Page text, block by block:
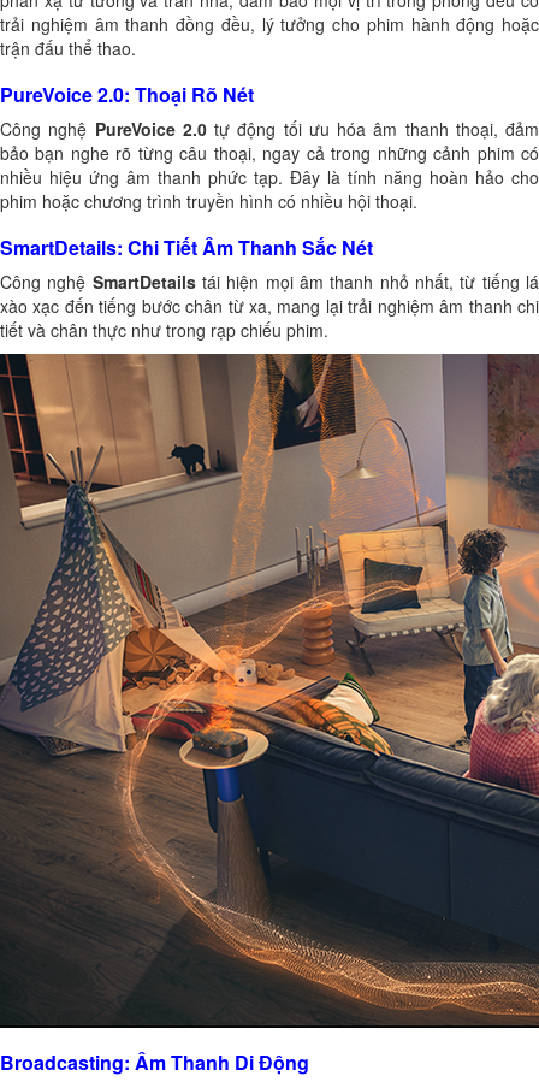
trải nghiệm âm thanh đồng đều, lý tưởng cho phim hành động hoặc
trận đấu thể thao.
PureVoice 2.0: Thoại Rõ Nét
Công nghệ PureVoice 2.0tự động tối ưu hóa âm thanh thoại, đảm
bảo bạn nghe rõ từng câu thoại, ngay cả trong những cảnh phim có
nhiều hiệu ứng âm thanh phức tạp. Đây là tính năng hoàn hảo cho
phim hoặc chương trình truyền hình có nhiều hội thoại.
SmartDetails: Chi Tiết Âm Thanh Sắc Nét
Công nghệ SmartDetailstái hiện mọi âm thanh nhỏ nhất, từ tiếng lá
xào xạc đến tiếng bước chân từ xa, mang lại trải nghiệm âm thanh chi
tiết và chân thực như trong rạp chiếu phim.
Broadcasting: Âm Thanh Di Động